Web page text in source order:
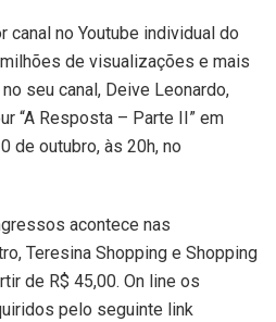
canal no Youtube individual do
de visualizações e mais
seu canal, Deive Leonardo,
“A Resposta – Parte II” em
de outubro, às 20h, no
acontece nas
Teresina Shopping e Shopping
de R$ 45,00. On line os
pelo seguinte link